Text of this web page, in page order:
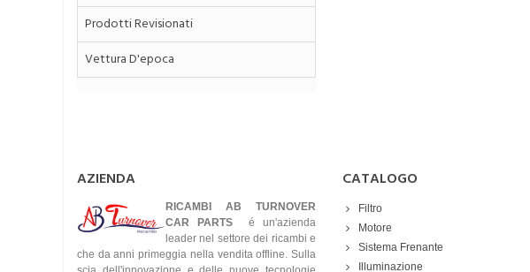
Prodotti Revisionati
Vettura D'epoca
AZIENDA
RICAMBI AB TURNOVER
CAR PARTS é un'azienda
leader nel settore dei ricambi e
che da anni primeggia nella vendita offline. Sulla
CATALOGO
Filtro
Motore
Sistema Frenante
Illuminazione